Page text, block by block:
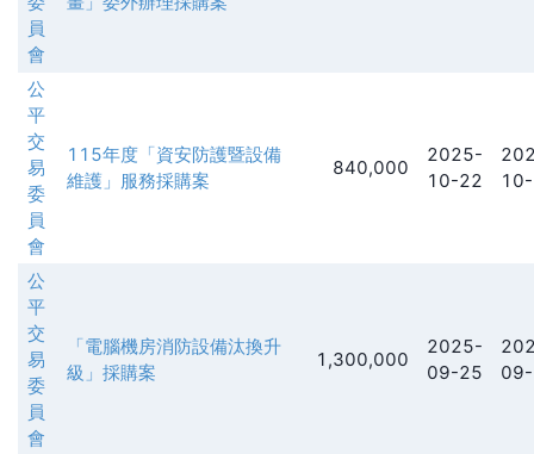
員
會
公
平
交
易
委
員
會
115年度「資安防護暨設備
維護」服務採購案
840,000
2025-
10-22
公
平
交
易
委
員
會
「電腦機房消防設備汰換升
級」採購案
1,300,000
2025-
09-25